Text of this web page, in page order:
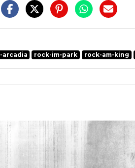
arcadia rock-im-park rock-am-king